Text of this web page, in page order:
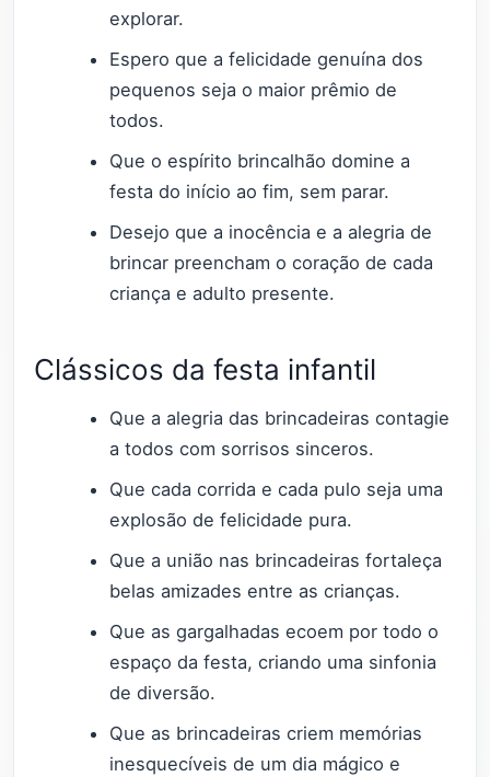
explorar.
Espero que a felicidade genuína dos
pequenos seja o maior prêmio de
todos.
Que o espírito brincalhão domine a
festa do início ao fim, sem parar.
Desejo que a inocência e a alegria de
brincar preencham o coração de cada
criança e adulto presente.
Clássicos da festa infantil
Que a alegria das brincadeiras contagie
a todos com sorrisos sinceros.
Que cada corrida e cada pulo seja uma
explosão de felicidade pura.
Que a união nas brincadeiras fortaleça
belas amizades entre as crianças.
Que as gargalhadas ecoem por todo o
espaço da festa, criando uma sinfonia
de diversão.
Que as brincadeiras criem memórias
inesquecíveis de um dia mágico e